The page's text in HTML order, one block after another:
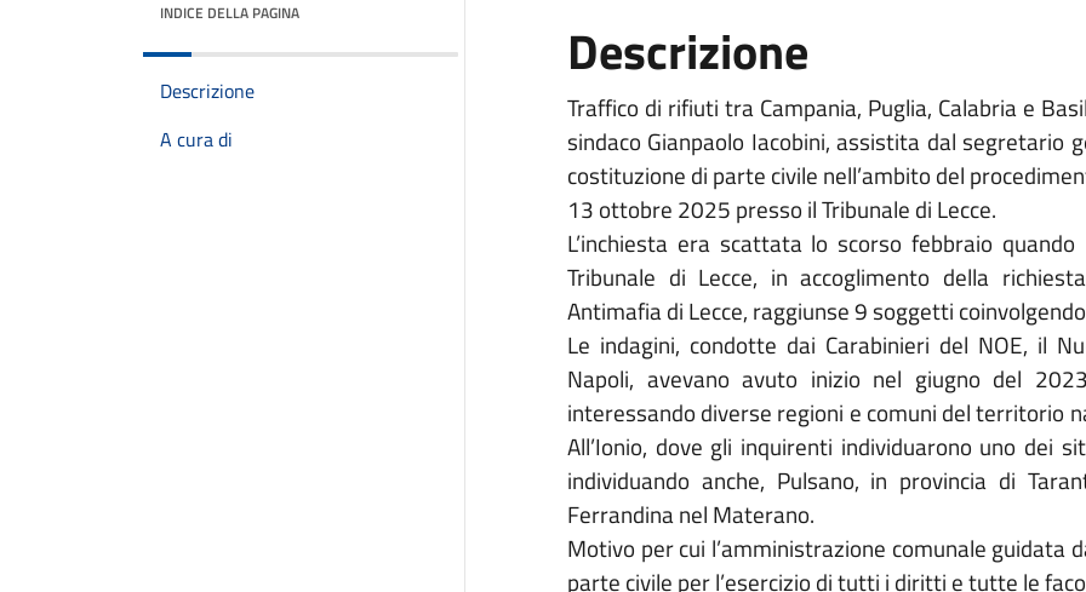
INDICE DELLA PAGINA
Descrizione
A cura di
Descrizione
Traffico di rifiuti tra Campania, Puglia, Calabria e
sindaco Gianpaolo Iacobini, assistita dal segretario
costituzione di parte civile nell’ambito del
13 ottobre 2025 presso il Tribunale di Lecce.
L’inchiesta era scattata lo scorso febbraio
Tribunale di Lecce, in accoglimento della
Antimafia di Lecce, raggiunse 9 soggetti
Le indagini, condotte dai Carabinieri del NOE, il
Napoli, avevano avuto inizio nel giugno del
interessando diverse regioni e comuni del territorio
All’Ionio, dove gli inquirenti individuarono uno dei
individuando anche, Pulsano, in provincia di
Ferrandina nel Materano.
Motivo per cui l’amministrazione comunale guidata
parte civile per l’esercizio di tutti i diritti e tutte le